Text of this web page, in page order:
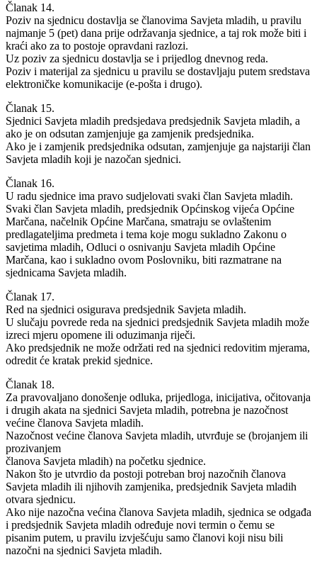
Članak 14.
Poziv na sjednicu dostavlja se članovima Savjeta mladih, u pravilu
najmanje 5 (pet) dana prije održavanja sjednice, a taj rok može biti i
kraći ako za to postoje opravdani razlozi.
Uz poziv za sjednicu dostavlja se i prijedlog dnevnog reda.
Poziv i materijal za sjednicu u pravilu se dostavljaju putem sredstava
elektroničke komunikacije (e-pošta i drugo).
Članak 15.
Sjednici Savjeta mladih predsjedava predsjednik Savjeta mladih, a
ako je on odsutan zamjenjuje ga zamjenik predsjednika.
Ako je i zamjenik predsjednika odsutan, zamjenjuje ga najstariji član
Savjeta mladih koji je nazočan sjednici.
Članak 16.
U radu sjednice ima pravo sudjelovati svaki član Savjeta mladih.
Svaki član Savjeta mladih, predsjednik Općinskog vijeća Općine
Marčana, načelnik Općine Marčana, smatraju se ovlaštenim
predlagateljima predmeta i tema koje mogu sukladno Zakonu o
savjetima mladih, Odluci o osnivanju Savjeta mladih Općine
Marčana, kao i sukladno ovom Poslovniku, biti razmatrane na
sjednicama Savjeta mladih.
Članak 17.
Red na sjednici osigurava predsjednik Savjeta mladih.
U slučaju povrede reda na sjednici predsjednik Savjeta mladih može
izreci mjeru opomene ili oduzimanja riječi.
Ako predsjednik ne može održati red na sjednici redovitim mjerama,
odredit će kratak prekid sjednice.
Članak 18.
Za pravovaljano donošenje odluka, prijedloga, inicijativa, očitovanja
i drugih akata na sjednici Savjeta mladih, potrebna je nazočnost
većine članova Savjeta mladih.
Nazočnost većine članova Savjeta mladih, utvrđuje se (brojanjem ili
prozivanjem
članova Savjeta mladih) na početku sjednice.
Nakon što je utvrdio da postoji potreban broj nazočnih članova
Savjeta mladih ili njihovih zamjenika, predsjednik Savjeta mladih
otvara sjednicu.
Ako nije nazočna većina članova Savjeta mladih, sjednica se odgađa
i predsjednik Savjeta mladih određuje novi termin o čemu se
pisanim putem, u pravilu izvješćuju samo članovi koji nisu bili
nazočni na sjednici Savjeta mladih.